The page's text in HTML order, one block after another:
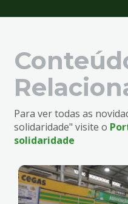
Para ver todas as
solidaridade" visite o
solidaridade